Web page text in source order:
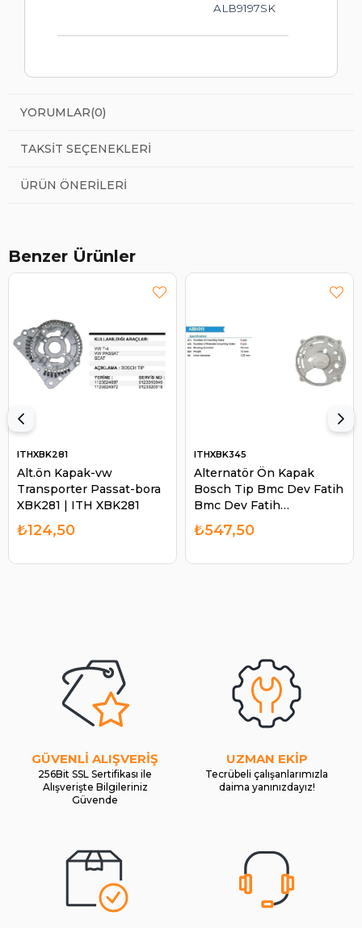
ALB9197SK
YORUMLAR(0)
TAKSIT SEÇENEKLERI
ÜRÜN ÖNERILERI
Benzer Ürünler
Alt.ön Kapak-vw
Transporter Passat-bora
XBK281 | ITH XBK281
ITHXBK281
₺124,50
Alternatör Ön Kapak
Bosch Tip Bmc Dev Fatih
Bmc Dev Fatih
Profesyonel Atlas Case
Cummıns | ITH XBK345
ITHXBK345
₺547,50
GÜVENLİ ALIŞVERİŞ
256Bit SSL Sertifikası ile
Alışverişte Bilgileriniz
Güvende
UZMAN EKİP
Tecrübeli çalışanlarımızla
daima yanınızdayız!